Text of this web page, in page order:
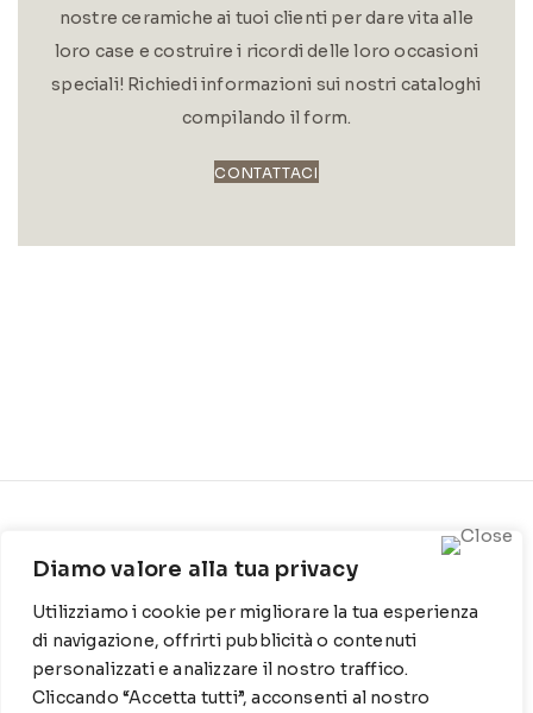
Diamo valore alla tua privacy
Utilizziamo i cookie per migliorare la tua esperienza
di navigazione, offrirti pubblicità o contenuti
personalizzati e analizzare il nostro traffico.
Cliccando “Accetta tutti”, acconsenti al nostro
nostre ceramiche ai tuoi clienti per dare vita alle
loro case e costruire i ricordi delle loro occasioni
speciali! Richiedi informazioni sui nostri cataloghi
compilando il form.
CONTATTACI
Contrada Locosantissimo
1316 - 70044 Polignano a
T: 080 917 78 89
Chi siamo
Cookie Policy